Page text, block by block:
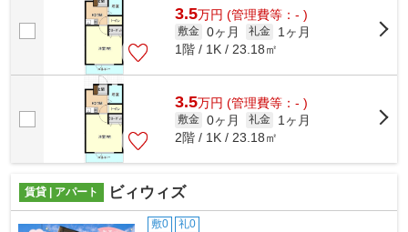
3.5万円 (管理費等：- )
敷金 0ヶ月 礼金
1ヶ月
1階 / 1K / 23.18㎡
3.5万円 (管理費等：- )
敷金 0ヶ月 礼金
1ヶ月
2階 / 1K / 23.18㎡
賃貸 | アパート ビィウィズ
敷0 礼0